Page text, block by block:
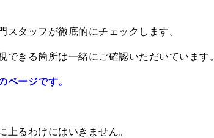
タッフが徹底的にチェックします。
きる箇所は一緒にご確認いただいています。
ページです。
るわけにはいきません。